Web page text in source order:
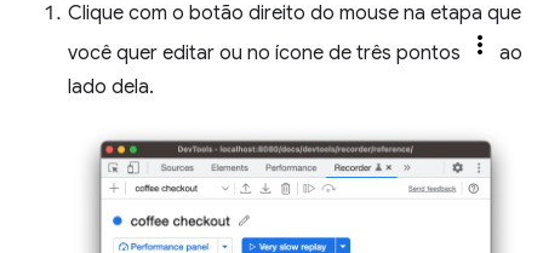
Clique com o botão direito do mouse na etapa que
você quer editar ou no ícone de três pontos
ao
lado dela.